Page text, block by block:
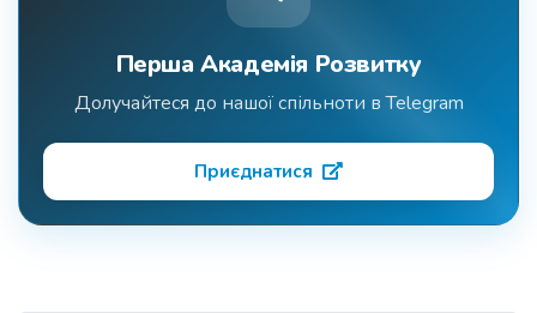
Перша Академія Розвитку
Долучайтеся до нашої спільноти в Telegram
Приєднатися